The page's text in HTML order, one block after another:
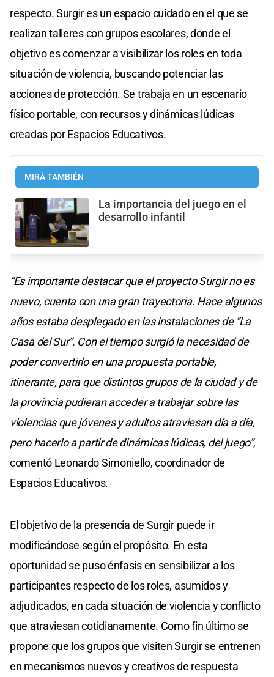
respecto. Surgir es un espacio cuidado en el que se
realizan talleres con grupos escolares, donde el
objetivo es comenzar a visibilizar los roles en toda
situación de violencia, buscando potenciar las
acciones de protección. Se trabaja en un escenario
físico portable, con recursos y dinámicas lúdicas
creadas por Espacios Educativos.
MIRÁ TAMBIÉN
La importancia del juego en el
desarrollo infantil
“Es importante destacar que el proyecto Surgir no es
nuevo, cuenta con una gran trayectoria. Hace algunos
años estaba desplegado en las instalaciones de “La
Casa del Sur”. Con el tiempo surgió la necesidad de
poder convertirlo en una propuesta portable,
itinerante, para que distintos grupos de la ciudad y de
la provincia pudieran acceder a trabajar sobre las
violencias que jóvenes y adultos atraviesan día a día,
pero hacerlo a partir de dinámicas lúdicas, del juego”,
comentó Leonardo Simoniello, coordinador de
Espacios Educativos.
El objetivo de la presencia de Surgir puede ir
modificándose según el propósito. En esta
oportunidad se puso énfasis en sensibilizar a los
participantes respecto de los roles, asumidos y
adjudicados, en cada situación de violencia y conflicto
que atraviesan cotidianamente. Como fin último se
propone que los grupos que visiten Surgir se entrenen
en mecanismos nuevos y creativos de respuesta